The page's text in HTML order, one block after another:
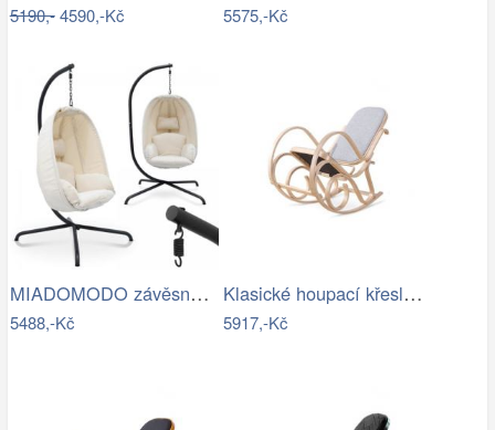
5190,-4590,-Kč 5575,-Kč
MIADOMODO závěsné houpací křeslo béžové…
5488,-Kč
Klasické houpací křeslo - AT
5917,-Kč